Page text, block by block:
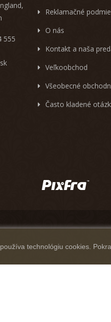
555
Reklamačné
O nás
Kontakt a naša
Veľkoobchod
Všeobecné
Často kladené
technológiu cookies.